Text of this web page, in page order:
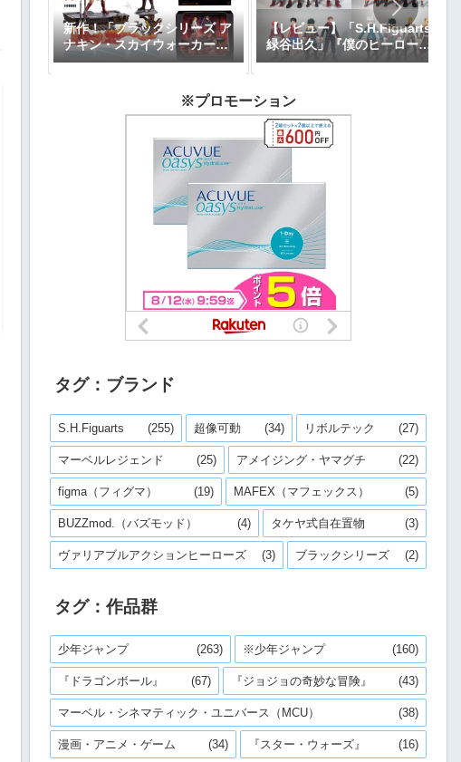
新作！「ブラックシリーズ ア
ナキン・スカイウォーカー＆
オビ＝ワン・ケノービ プレミ
【Amazon.co.jp限定】で予
約開始｜価格26,616円、発売
ド3／シスの復讐』
【レビュー】「S.H.Figuarts
緑谷出久」『僕のヒーローア
カデミア』
※プロモーション
タグ：ブランド
S.H.Figuarts (255) 超像可動 (34) リボルテック (27)
マーベルレジェンド (25) アメイジング・ヤマグチ (22)
figma（フィグマ） (19) MAFEX（マフェックス） (5)
BUZZmod.（バズモッド） (4) タケヤ式自在置物 (3)
ヴァリアブルアクションヒーローズ (3) ブラックシリーズ (2)
タグ：作品群
少年ジャンプ (263) ※少年ジャンプ (160)
『ドラゴンボール』 (67) 『ジョジョの奇妙な冒険』 (43)
マーベル・シネマティック・ユニバース（MCU） (38)
漫画・アニメ・ゲーム (34) 『スター・ウォーズ』 (16)